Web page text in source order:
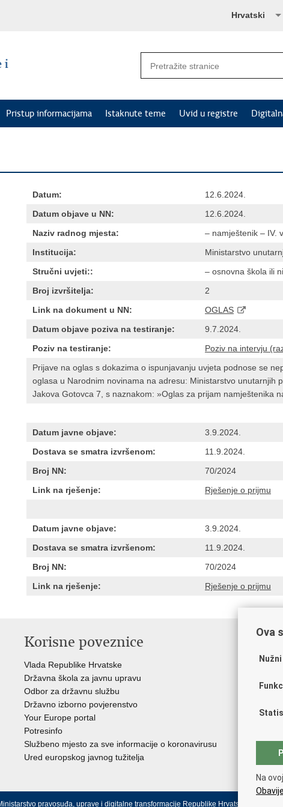
Hrvatski
Pristup informacijama Istaknute teme Uvid u registre
Datum:
12.6.2024.
Datum objave u NN:
12.6.2024.
Naziv radnog mjesta:
– namještenik – IV.
Institucija:
Ministarstvo
Stručni uvjeti::
– osnovna škola ili
Broj izvršitelja:
2
Link na dokument u NN:
OGLAS
Datum objave poziva na testiranje:
9.7.2024.
Poziv na testiranje:
Poziv na intervju
Prijave na oglas s dokazima o ispunjavanju uvjeta podnose se
oglasa u Narodnim novinama na adresu: Ministarstvo unutarnjih
Jakova Gotovca 7, s naznakom: »Oglas za prijam namještenika
Datum javne objave:
3.9.2024.
Dostava se smatra izvršenom:
11.9.2024.
Broj NN:
70/2024
Link na rješenje:
Rješenje o prijmu
Datum javne objave:
3.9.2024.
Dostava se smatra izvršenom:
11.9.2024.
Broj NN:
70/2024
Link na rješenje:
Rješenje o prijmu
Korisne poveznice
Vlada Republike Hrvatske
Državna škola za javnu upravu
Odbor za državnu službu
Državno izborno povjerenstvo
Your Europe portal
Potresinfo
Službeno mjesto za sve informacije o koronavirusu
Ured europskog javnog tužitelja
Portal
Ured
pravosuđa, uprave i digitalne transformacije Republike Hrvatske.
Ova
Nužni
Na